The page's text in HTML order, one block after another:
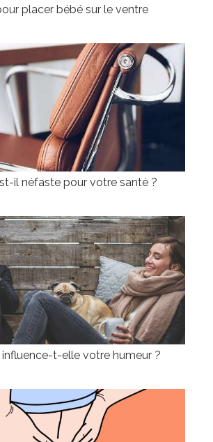
placer bébé sur le ventre
il néfaste pour votre santé ?
t-elle votre humeur ?